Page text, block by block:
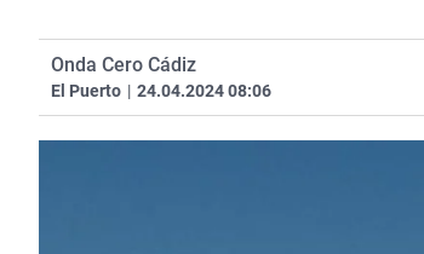
Onda Cero Cádiz
El Puerto | 24.04.2024 08:06